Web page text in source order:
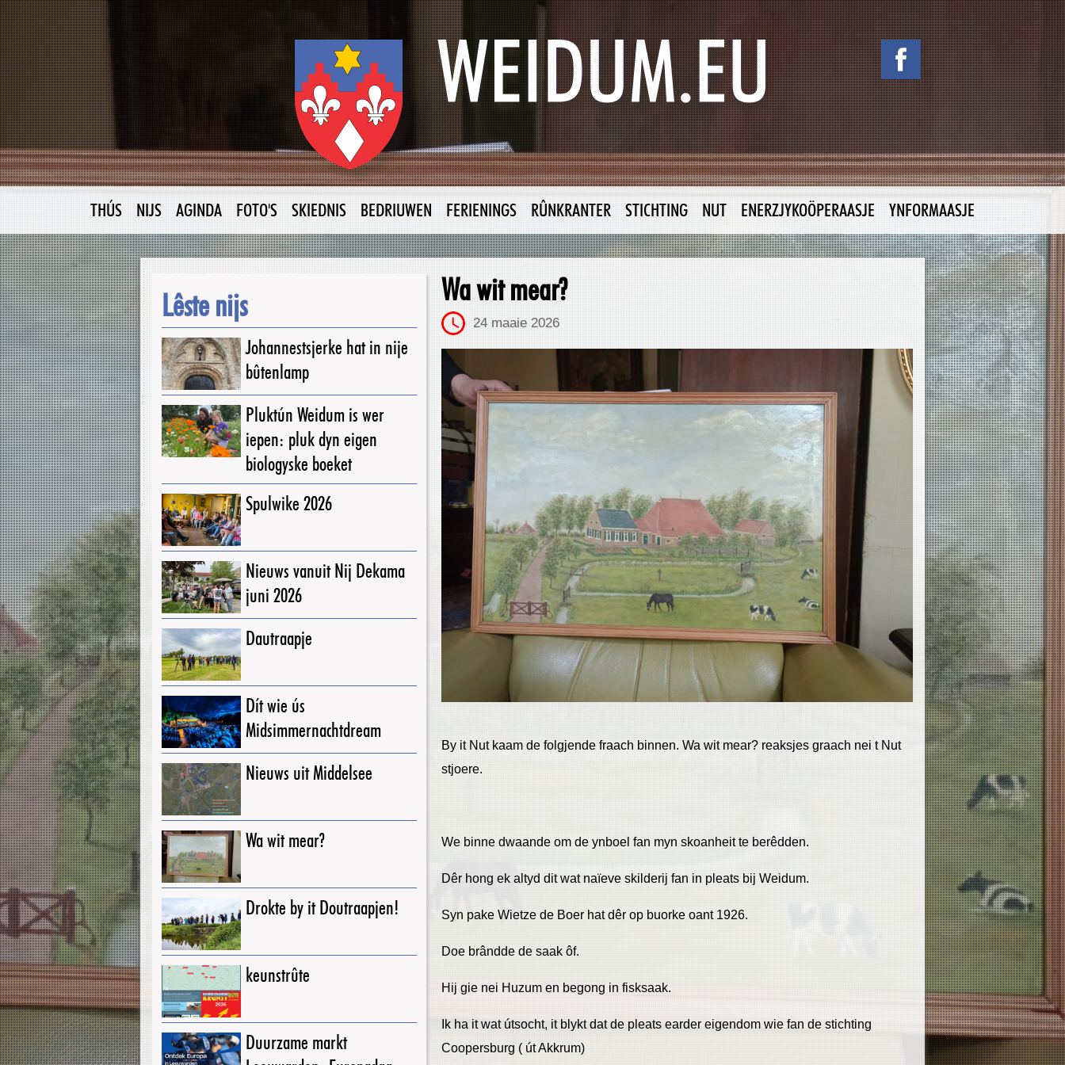
THÚS NIJS AGINDA FOTO'S SKIEDNIS BEDRIUWEN FERIENINGS RÛNKRANTER STICHTING NUT ENERZJYKOÖPERAASJE YNFORMAASJE
Lêste nijs
Johannestsjerke hat in nije
bûtenlamp
Pluktún Weidum is wer
iepen: pluk dyn eigen
biologyske boeket
Spulwike 2026
Nieuws vanuit Nij Dekama
juni 2026
Dautraapje
Dít wie ús
Midsimmernachtdream
Nieuws uit Middelsee
Wa wit mear?
Drokte by it Doutraapjen!
keunstrûte
Duurzame markt
Wa wit mear?
24 maaie 2026
By it Nut kaam de folgjende fraach binnen. Wa wit mear? reaksjes graach nei t Nut
stjoere.
We binne dwaande om de ynboel fan myn skoanheit te berêdden.
Dêr hong ek altyd dit wat naïeve skilderij fan in pleats bij Weidum.
Syn pake Wietze de Boer hat dêr op buorke oant 1926.
Doe brândde de saak ôf.
Hij gie nei Huzum en begong in fisksaak.
Ik ha it wat útsocht, it blykt dat de pleats earder eigendom wie fan de stichting
Coopersburg ( út Akkrum)